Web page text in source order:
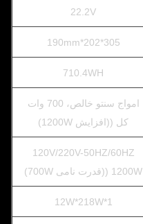
22.2V
305*202*190mm
710.4WH
امواج سنتو خالص، 700 وات
کل ((افزایش 1200W)
120V/220V-50HZ/60HZ
1200W ((قدرت نامی 700W)
12W*218W*1